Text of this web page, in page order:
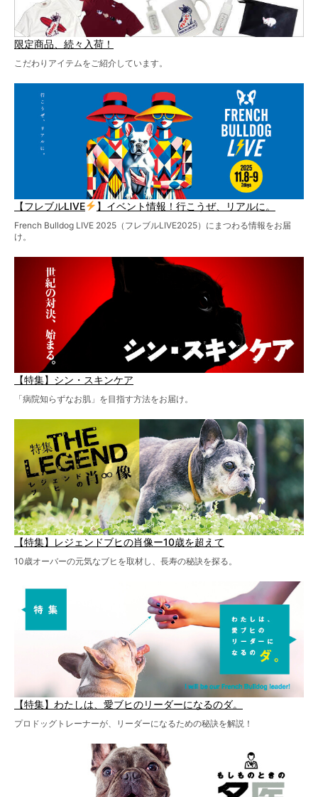
限定商品、続々入荷！
こだわりアイテムをご紹介しています。
【フレブルLIVE 】イベント情報！行こうぜ、リアルに。
French Bulldog LIVE 2025（フレブルLIVE2025）にまつわる情報をお届
け。
【特集】シン・スキンケア
「病院知らずなお肌」を目指す方法をお届け。
【特集】レジェンドブヒの肖像ー10歳を超えて
10歳オーバーの元気なブヒを取材し、長寿の秘訣を探る。
【特集】わたしは、愛ブヒのリーダーになるのダ。
プロドッグトレーナーが、リーダーになるための秘訣を解説！